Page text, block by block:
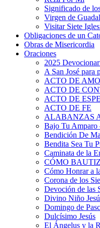
Significado de
Virgen de
Visitar Siete
Obligaciones de un
Obras de Misericordia
Oraciones
2025
A San José para
ACTO DE
ACTO DE
ACTO DE
ACTO DE FE
ALABANZAS
Bajo Tu Amparo
Bendición De
Bendita Sea Tu
Caminata de la
CÓMO
Cómo Honrar a
Corona de los
Devoción de las
Divino Niño
Domingo de
Dulcísimo Jesús
El Ángelus y la